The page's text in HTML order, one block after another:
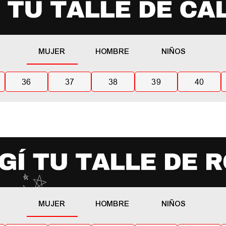
MUJER HOMBRE NIÑOS
36 37 38 39 40
MUJER HOMBRE NIÑOS